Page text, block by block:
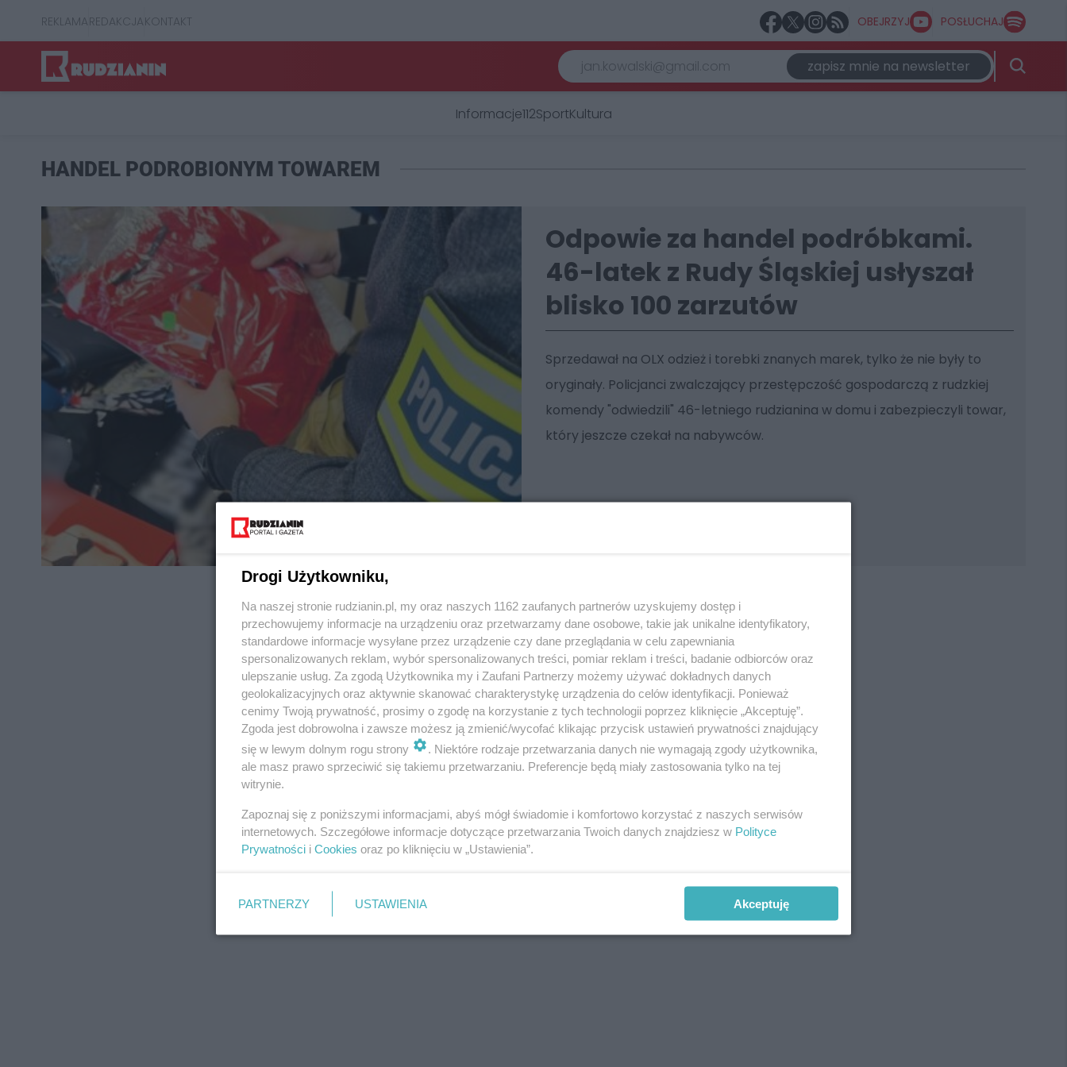
REKLAMAREDAKCJAKONTAKT OBEJRZYJ POSŁUCHAJ
zapisz mnie na newsletter
Informacje112SportKultura
HANDEL PODROBIONYM TOWAREM
Odpowie za handel podróbkami.
46-latek z Rudy Śląskiej usłyszał
blisko 100 zarzutów
Sprzedawał na OLX odzież i torebki znanych marek, tylko że nie były to
oryginały. Policjanci zwalczający przestępczość gospodarczą z rudzkiej
komendy "odwiedzili" 46-letniego rudzianina w domu i zabezpieczyli towar,
który jeszcze czekał na nabywców.
REKLAMA REKLAMA
Drogi Użytkowniku,
Na naszej stronie rudzianin.pl, my oraz naszych 1162 zaufanych partnerów uzyskujemy dostęp i
przechowujemy informacje na urządzeniu oraz przetwarzamy dane osobowe, takie jak unikalne identyfikatory,
standardowe informacje wysyłane przez urządzenie czy dane przeglądania w celu zapewniania
spersonalizowanych reklam, wybór spersonalizowanych treści, pomiar reklam i treści, badanie odbiorców oraz
ulepszanie usług. Za zgodą Użytkownika my i Zaufani Partnerzy możemy używać dokładnych danych
geolokalizacyjnych oraz aktywnie skanować charakterystykę urządzenia do celów identyfikacji. Ponieważ
cenimy Twoją prywatność, prosimy o zgodę na korzystanie z tych technologii poprzez kliknięcie „Akceptuję”.
Zgoda jest dobrowolna i zawsze możesz ją zmienić/wycofać klikając przycisk ustawień prywatności znajdujący
się w lewym dolnym rogu strony
. Niektóre rodzaje przetwarzania danych nie wymagają zgody użytkownika,
ale masz prawo sprzeciwić się takiemu przetwarzaniu. Preferencje będą miały zastosowania tylko na tej
witrynie.
Zapoznaj się z poniższymi informacjami, abyś mógł świadomie i komfortowo korzystać z naszych serwisów
internetowych. Szczegółowe informacje dotyczące przetwarzania Twoich danych znajdziesz w Polityce
Prywatności i Cookies oraz po kliknięciu w „Ustawienia”.
PARTNERZY USTAWIENIA Akceptuję